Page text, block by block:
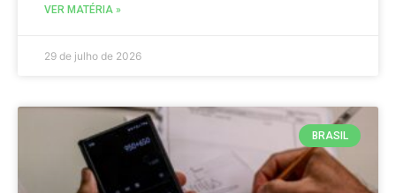
VER MATÉRIA »
29 de julho de 2026
BRASIL